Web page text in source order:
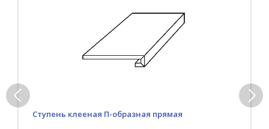
Ступень клееная П-образная прямая